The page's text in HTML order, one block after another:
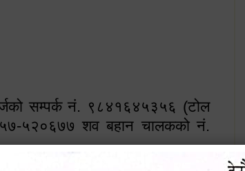
सम्पर्क नं. ९८४१६४५३५६ (टोल
५२०६७७ शव बहान चालकको नं.